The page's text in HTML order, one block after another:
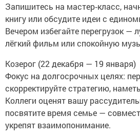
Запишитесь на мастер‑класс,
книгу или обсудите идеи с
Вечером избегайте перегрузок —
лёгкий фильм или спокойную
Козерог (22 декабря — 19 января)
Фокус на долгосрочных целях:
скорректируйте стратегию,
Коллеги оценят вашу
посвятите время семье —
укрепят взаимопонимание.